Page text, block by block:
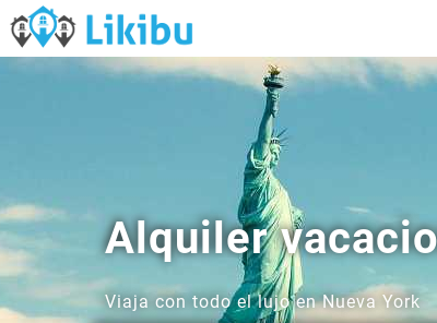
Alquiler
Viaja con todo el lujo en Nueva York